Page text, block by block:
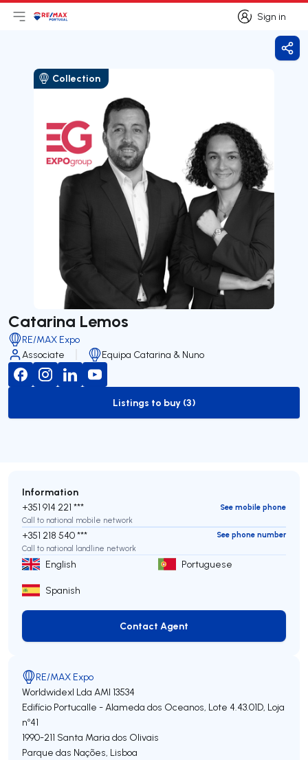
Sign in
Sign in
Open main menu
LogoGo to homepage
Collection
Catarina Lemos
RE/MAX Expo
Associate
Equipa Catarina & Nuno
to-buy-listing
Listings to buy (3)
Information
+351 914 221 ***
See mobile phone
Call to national mobile network
+351 218 540 ***
See phone number
Call to national landline network
English Portuguese
Spanish
Contact Agent
Contact Agent
RE/MAX Expo
Worldwidexl Lda AMI 13534
Edifício Portucalle - Alameda dos Oceanos, Lote 4.43.01D, Loja
nº41
1990-211 Santa Maria dos Olivais
Parque das Nações, Lisboa